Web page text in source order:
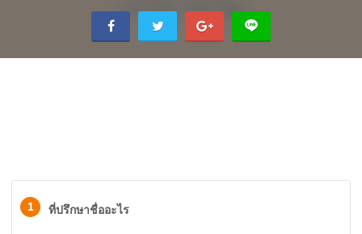
1 ที่ปรึกษาชื่ออะไร